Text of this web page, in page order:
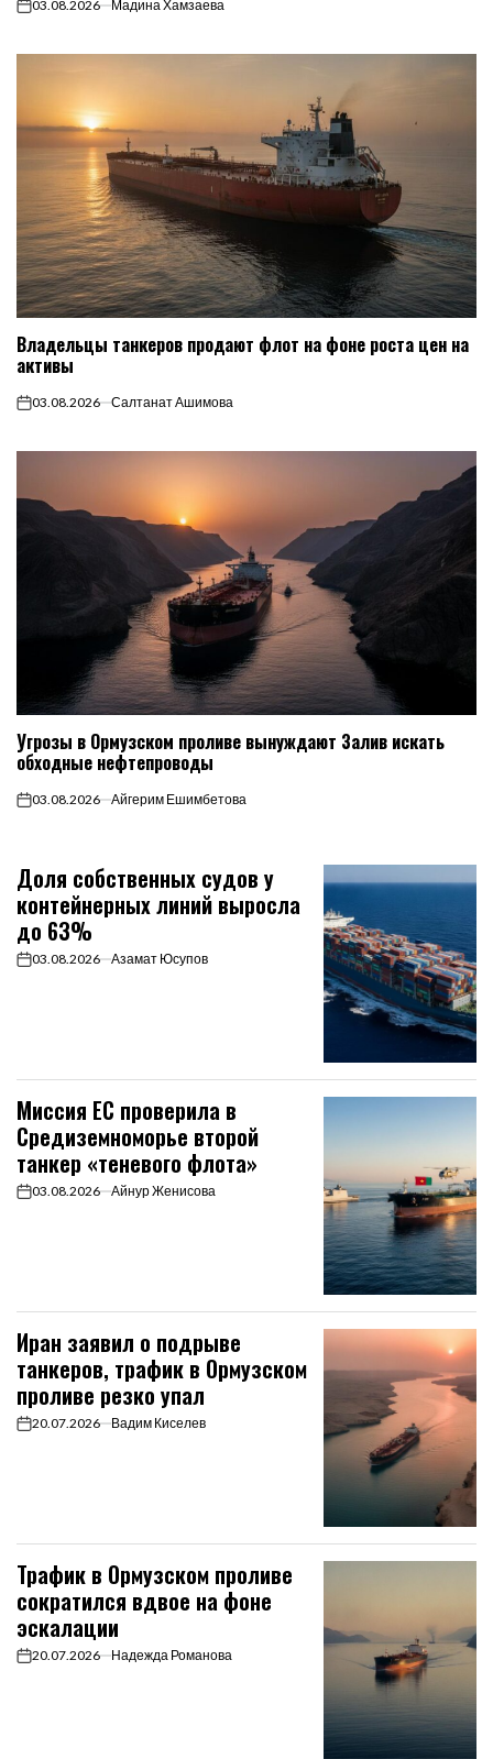
on03.08.2026 Мадина Хамзаева
Владельцы танкеров продают флот на фоне роста цен на
активы
on03.08.2026 Салтанат Ашимова
Угрозы в Ормузском проливе вынуждают Залив искать
обходные нефтепроводы
on03.08.2026 Айгерим Ешимбетова
Доля собственных судов у
контейнерных линий выросла
до 63%
on03.08.2026 Азамат Юсупов
Миссия ЕС проверила в
Средиземноморье второй
танкер «теневого флота»
on03.08.2026 Айнур Женисова
Иран заявил о подрыве
танкеров, трафик в Ормузском
проливе резко упал
on20.07.2026 Вадим Киселев
Трафик в Ормузском проливе
сократился вдвое на фоне
эскалации
on20.07.2026 Надежда Романова